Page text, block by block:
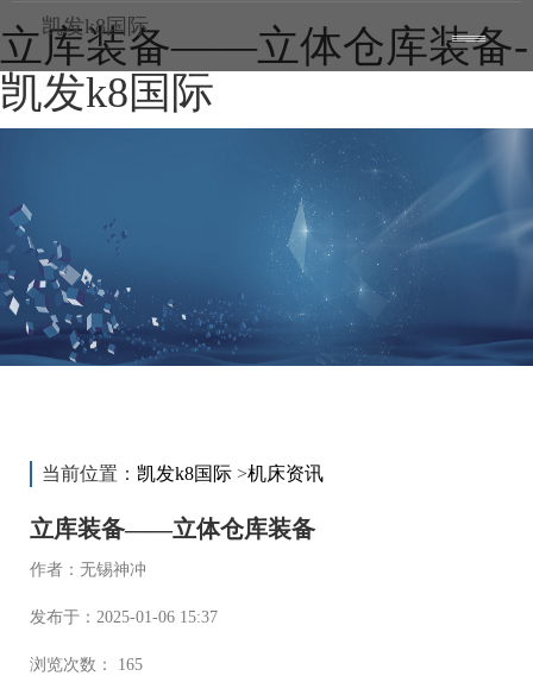
立库装备——立体仓库装备-
凯发k8国际
凯发k8国际
toggle
navigation
——
——
——
当前位置： 凯发k8国际>机床资讯
立库装备——立体仓库装备
作者：无锡神冲
发布于：2025-01-06 15:37
浏览次数： 165